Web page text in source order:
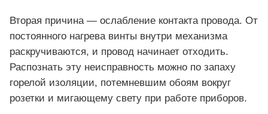
Вторая причина — ослабление контакта провода. От
постоянного нагрева винты внутри механизма
раскручиваются, и провод начинает отходить.
Распознать эту неисправность можно по запаху
горелой изоляции, потемневшим обоям вокруг
розетки и мигающему свету при работе приборов.